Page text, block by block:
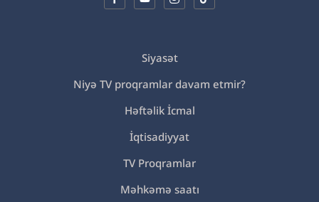
Siyasət
Niyə TV proqramlar davam etmir?
Həftəlik İcmal
İqtisadiyyat
TV Proqramlar
Məhkəmə saatı